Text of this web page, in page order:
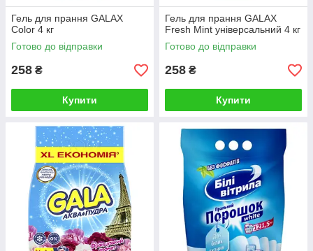
Гель для прання GALAX
Color 4 кг
Готово до відправки
258 ₴
Купити
Гель для прання GALAX
Fresh Mint універсальний 4 кг
Готово до відправки
258 ₴
Купити